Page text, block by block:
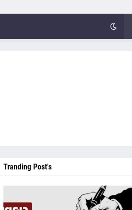
Tranding Post's